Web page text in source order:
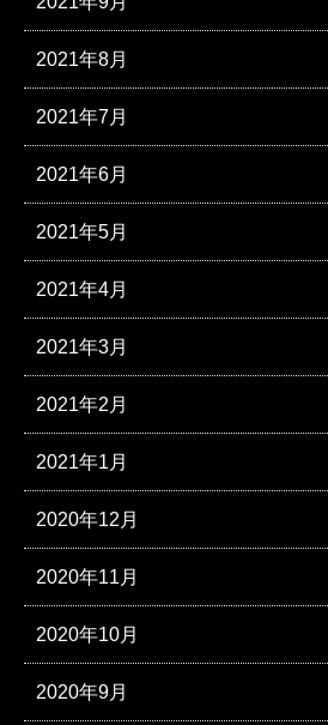
2021年8月
2021年7月
2021年6月
2021年5月
2021年4月
2021年3月
2021年2月
2021年1月
2020年12月
2020年11月
2020年10月
2020年9月